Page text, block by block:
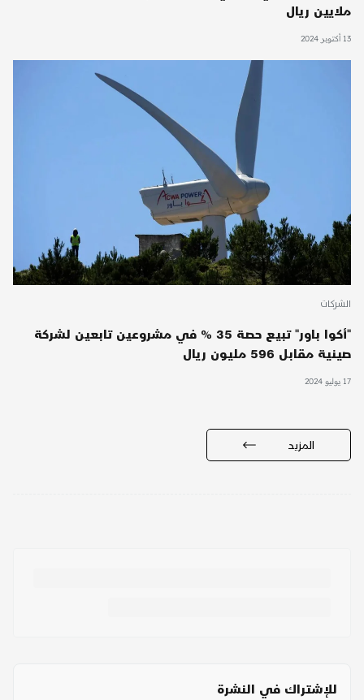
ملايين ريال
13 أكتوبر 2024
الشركات
"أكوا باور" تبيع حصة 35 % في مشروعين تابعين لشركة
صينية مقابل 596 مليون ريال
17 يوليو 2024
المزيد
للإشتراك في النشرة